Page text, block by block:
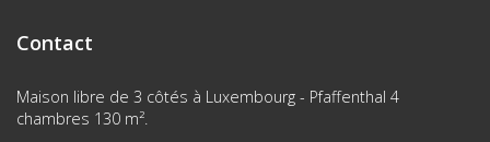
Contact
Maison libre de 3 côtés à Luxembourg - Pfaffenthal 4
chambres 130 m².